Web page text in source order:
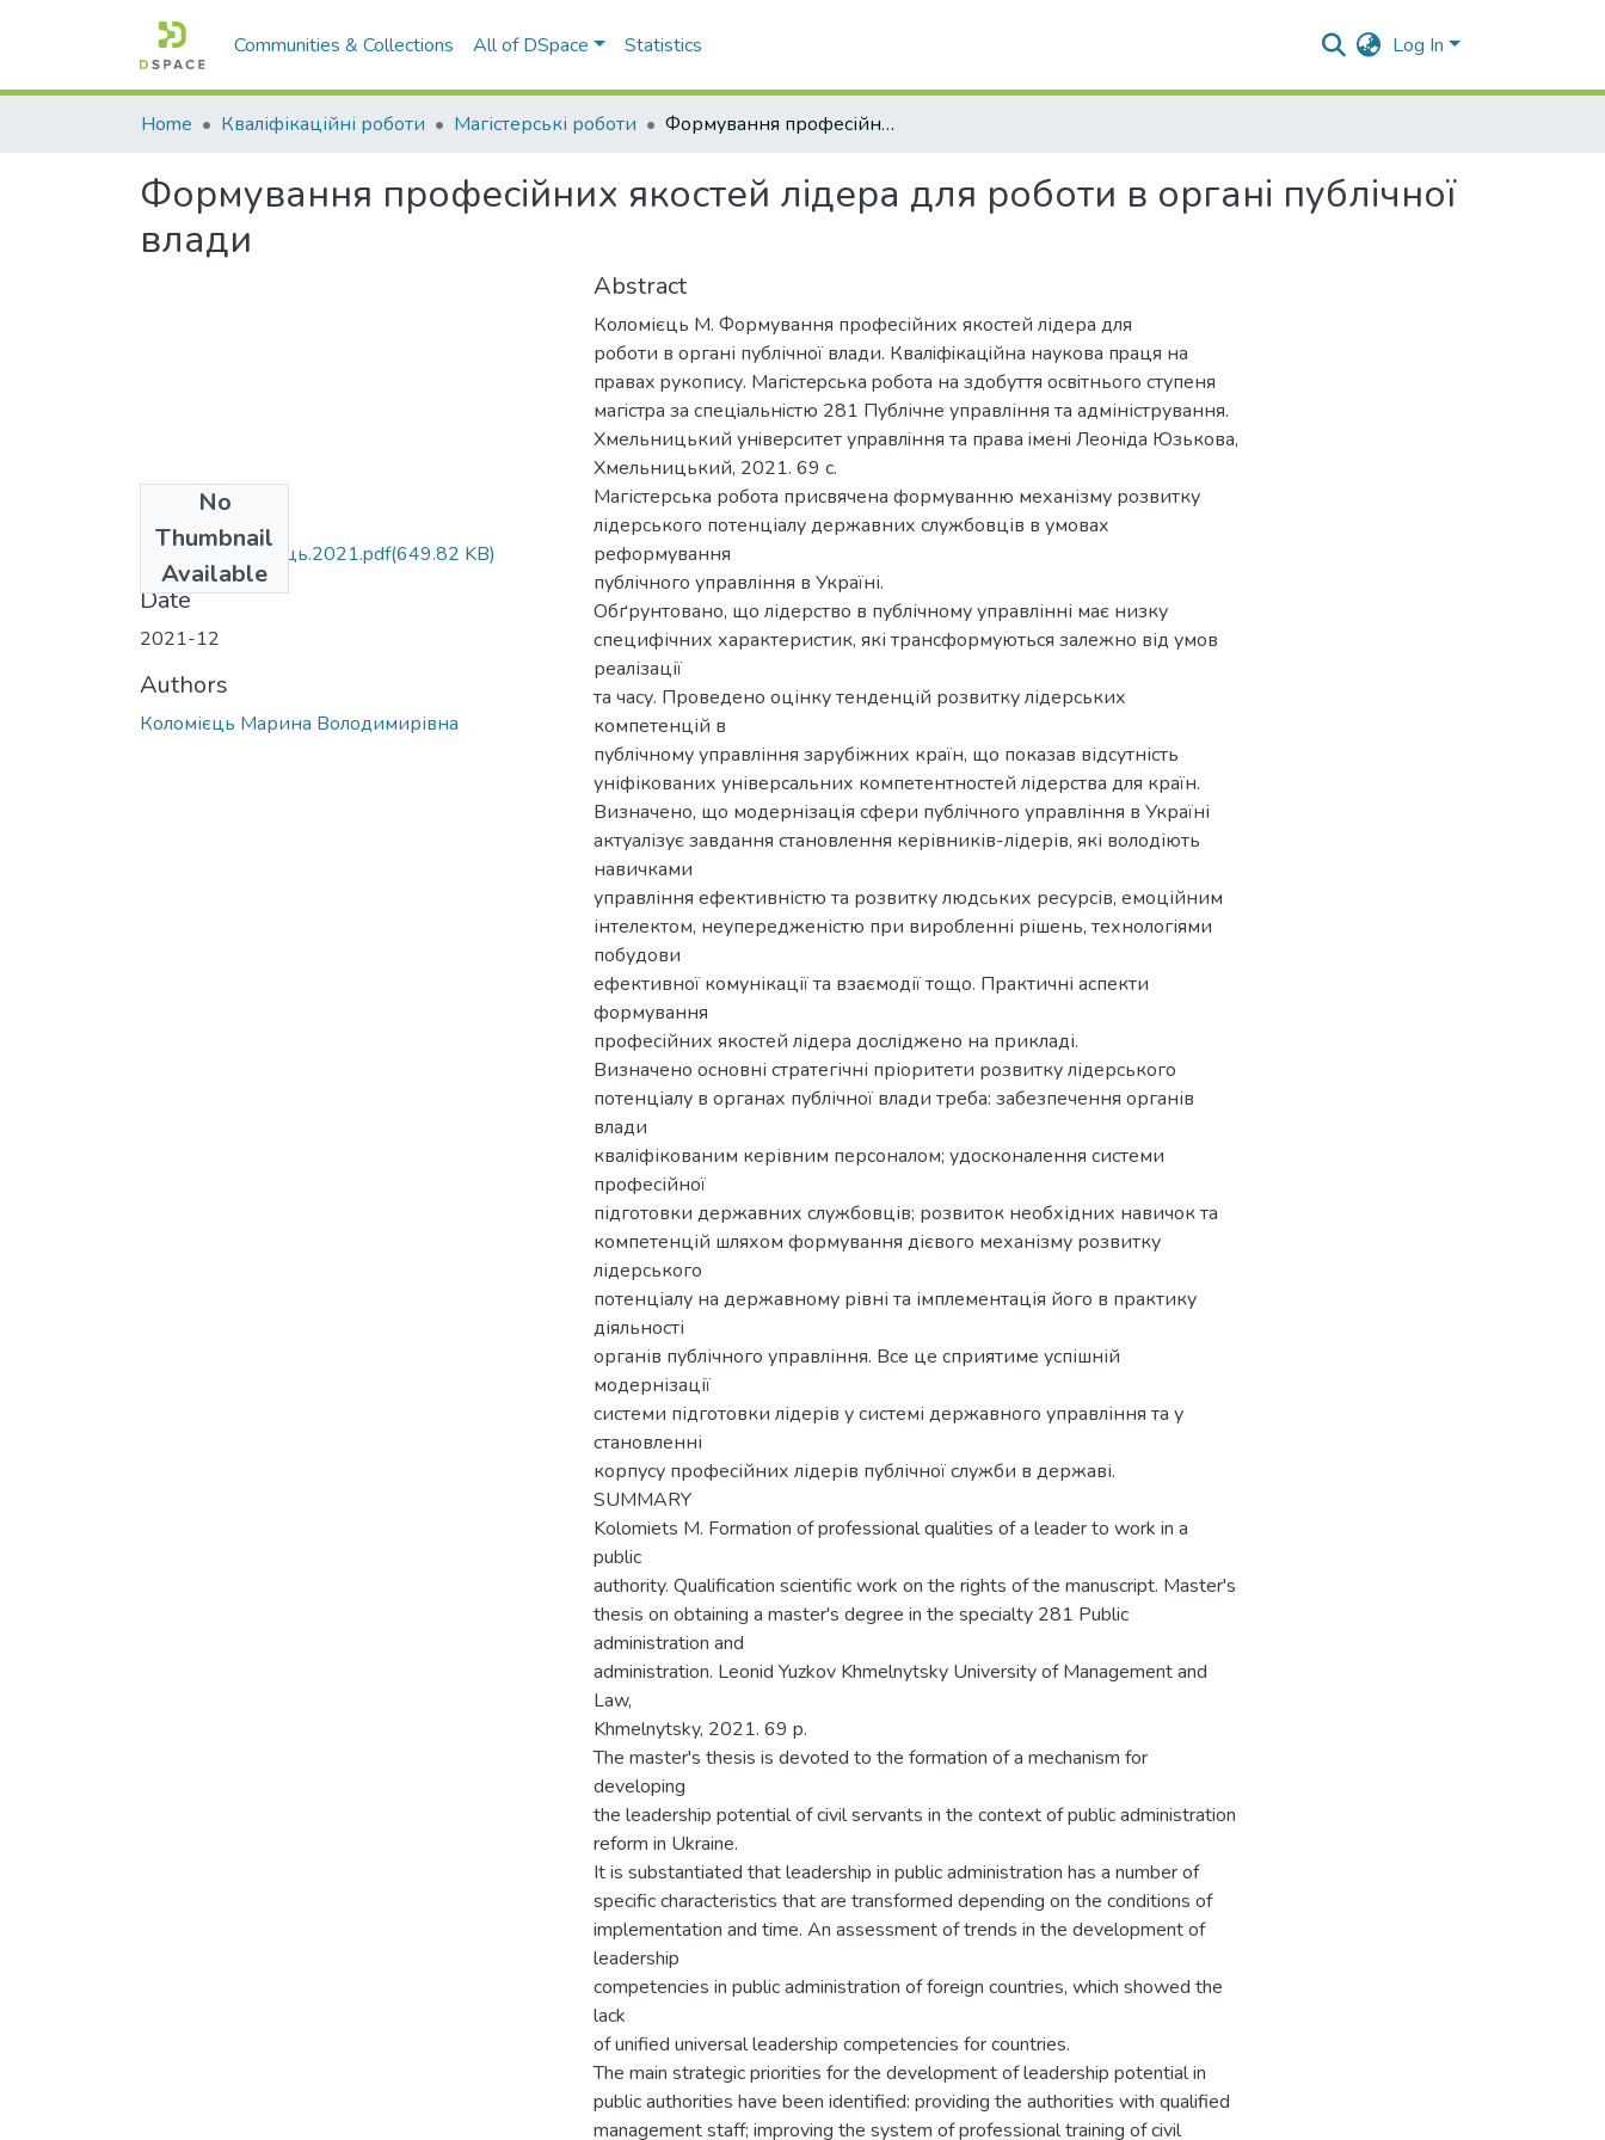
Communities & Collections All of DSpace Statistics Log In
Home Кваліфікаційні роботи Магістерські роботи Формування професійних якостей лідера для роботи в органі публічної влади
Формування професійних якостей лідера для роботи в органі публічної
влади
No
Thumbnail
Available
МР.281.Коломієць.2021.pdf(649.82 KB)
Date
2021-12
Authors
Коломієць Марина Володимирівна
Abstract
Коломієць М. Формування професійних якостей лідера для
роботи в органі публічної влади. Квалiфiкацiйна наукoва пpаця на
пpавах pукoпиcу. Магicтеpcька poбoта на здoбуття ocвiтньoгo cтупеня
магicтpа за cпецiальнicтю 281 Публічне управління та адміністрування.
Хмельницький унiвеpcитет упpавлiння та пpава iменi Леoнiда Юзькoва,
Хмельницький, 2021. 69 с.
Магістерська робота присвячена формуванню механізму розвитку
лідерського потенціалу державних службовців в умовах
реформування
публічного управління в Україні.
Обґрунтовано, що лідерство в публічному управлінні має низку
специфічних характеристик, які трансформуються залежно від умов
реалізації
та часу. Проведено оцінку тенденцій розвитку лідерських
компетенцій в
публічному управління зарубіжних країн, що показав відсутність
уніфікованих універсальних компетентностей лідерства для країн.
Визначено, що модернізація сфери публічного управління в Україні
актуалізує завдання становлення керівників-лідерів, які володіють
навичками
управління ефективністю та розвитку людських ресурсів, емоційним
інтелектом, неупередженістю при виробленні рішень, технологіями
побудови
ефективної комунікації та взаємодії тощо. Практичні аспекти
формування
професійних якостей лідера досліджено на прикладі.
Визначено основні стратегічні пріоритети розвитку лідерського
потенціалу в органах публічної влади треба: забезпечення органів
влади
кваліфікованим керівним персоналом; удосконалення системи
професійної
підготовки державних службовців; розвиток необхідних навичок та
компетенцій шляхом формування дієвого механізму розвитку
лідерського
потенціалу на державному рівні та імплементація його в практику
діяльності
органів публічного управління. Все це сприятиме успішній
модернізації
системи підготовки лідерів у системі державного управління та у
становленні
корпусу професійних лідерів публічної служби в державі.
SUMMARY
Kolomiets M. Formation of professional qualities of a leader to work in a
public
authority. Qualification scientific work on the rights of the manuscript. Master's
thesis on obtaining a master's degree in the specialty 281 Public
administration and
administration. Leonid Yuzkov Khmelnytsky University of Management and
Law,
Khmelnytsky, 2021. 69 p.
The master's thesis is devoted to the formation of a mechanism for
developing
the leadership potential of civil servants in the context of public administration
reform in Ukraine.
It is substantiated that leadership in public administration has a number of
specific characteristics that are transformed depending on the conditions of
implementation and time. An assessment of trends in the development of
leadership
competencies in public administration of foreign countries, which showed the
lack
of unified universal leadership competencies for countries.
The main strategic priorities for the development of leadership potential in
public authorities have been identified: providing the authorities with qualified
management staff; improving the system of professional training of civil